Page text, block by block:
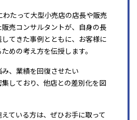
たって大型小売店の店長や販売
売コンサルタントが、自身の長
てきた事例とともに、お客様に
めの考え方を伝授します。
み、業績を回復させたい
集しており、他店との差別化を図
ている方は、ぜひお手に取って